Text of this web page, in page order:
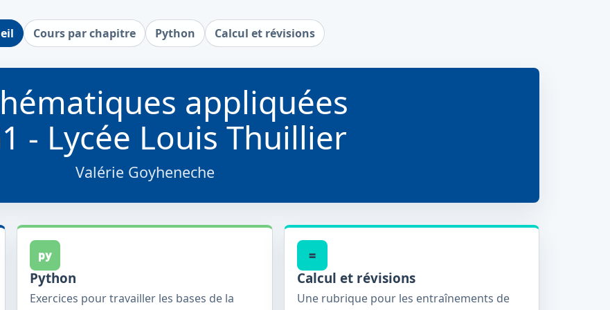
Cours par chapitre Python Calcul et révisions
appliquées
- Lycée Louis Thuillier
Valérie Goyheneche
py
Python
Exercices pour travailler les bases de la
=
Calcul et révisions
Une rubrique pour les entraînements de